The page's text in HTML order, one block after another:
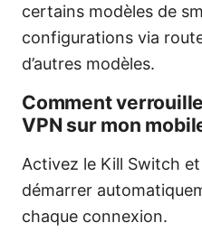
certains modèles de
configurations via
d’autres modèles.
Comment
VPN sur mon
Activez le Kill Switch
démarrer
chaque connexion.